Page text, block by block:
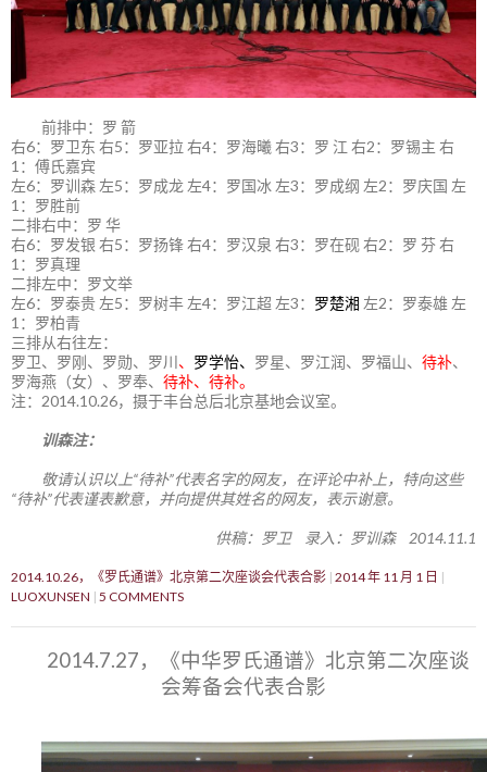
前排中：罗 箭
右6：罗卫东 右5：罗亚拉 右4：罗海曦 右3：罗 江 右2：罗锡主 右
1：傅氏嘉宾
左6：罗训森 左5：罗成龙 左4：罗国冰 左3：罗成纲 左2：罗庆国 左
1：罗胜前
二排右中：罗 华
右6：罗发银 右5：罗扬锋 右4：罗汉泉 右3：罗在砚 右2：罗 芬 右
1：罗真理
二排左中：罗文举
左6：罗泰贵 左5：罗树丰 左4：罗江超 左3： 罗楚湘 左2：罗泰雄 左
1：罗柏青
三排从右往左：
罗卫、罗刚、罗勋、罗川 、 罗学怡、 罗星、罗江润、罗福山、 待补、
罗海燕（女）、罗奉、 待补、待补。
注：2014.10.26，摄于丰台总后北京基地会议室。
训森注：
敬请认识以上“待补”代表名字的网友，在评论中补上，特向这些
“待补”代表谨表歉意，并向提供其姓名的网友，表示谢意。
供稿：罗卫 录入：罗训森 2014.11.1
2014.10.26，《罗氏通谱》北京第二次座谈会代表合影 2014 年 11 月 1 日
LUOXUNSEN 5 COMMENTS
2014.7.27，《中华罗氏通谱》北京第二次座谈
会筹备会代表合影